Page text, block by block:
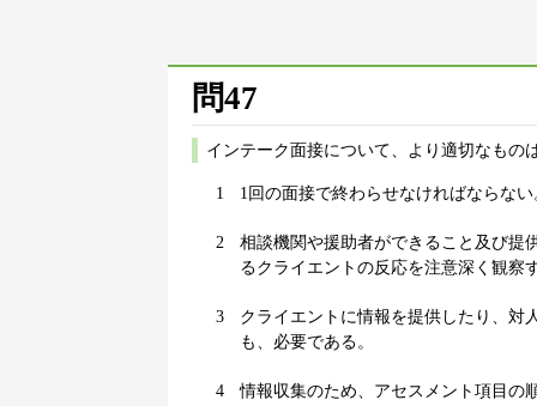
問47
インテーク面接について、より適切なもの
1 1回の面接で終わらせなければならない
2
相談機関や援助者ができること及び提
るクライエントの反応を注意深く観察
3
クライエントに情報を提供したり、対
も、必要である。
4 情報収集のため、アセスメント項目の